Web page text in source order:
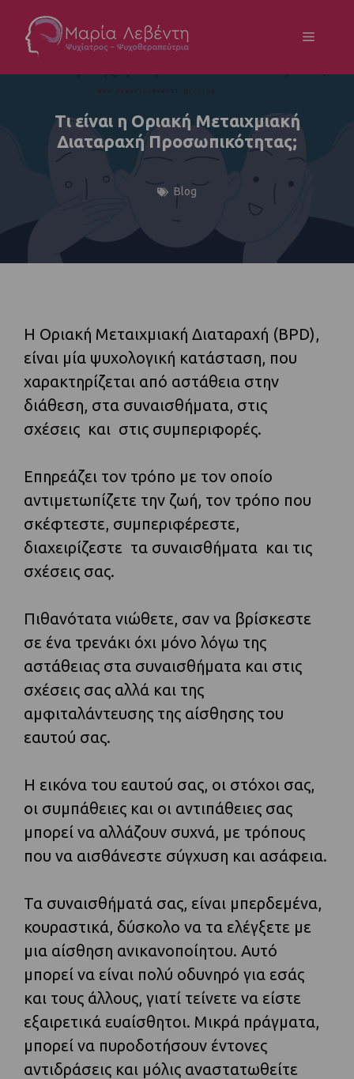
Τι είναι η Οριακή Μεταιχμιακή
Διαταραχή Προσωπικότητας;
Blog
Η Οριακή Μεταιχμιακή Διαταραχή (BPD),
είναι μία ψυχολογική κατάσταση, που
χαρακτηρίζεται από αστάθεια στην
διάθεση, στα συναισθήματα, στις
σχέσεις και στις συμπεριφορές.
Επηρεάζει τον τρόπο με τον οποίο
αντιμετωπίζετε την ζωή, τον τρόπο που
σκέφτεστε, συμπεριφέρεστε,
διαχειρίζεστε τα συναισθήματα και τις
σχέσεις σας.
Πιθανότατα νιώθετε, σαν να βρίσκεστε
σε ένα τρενάκι όχι μόνο λόγω της
αστάθειας στα συναισθήματα και στις
σχέσεις σας αλλά και της
αμφιταλάντευσης της αίσθησης του
εαυτού σας.
Η εικόνα του εαυτού σας, οι στόχοι σας,
οι συμπάθειες και οι αντιπάθειες σας
μπορεί να αλλάζουν συχνά, με τρόπους
που να αισθάνεστε σύγχυση και ασάφεια.
Τα συναισθήματά σας, είναι μπερδεμένα,
κουραστικά, δύσκολο να τα ελέγξετε με
μια αίσθηση ανικανοποίητου. Αυτό
μπορεί να είναι πολύ οδυνηρό για εσάς
και τους άλλους, γιατί τείνετε να είστε
εξαιρετικά ευαίσθητοι. Μικρά πράγματα,
μπορεί να πυροδοτήσουν έντονες
αντιδράσεις και μόλις αναστατωθείτε